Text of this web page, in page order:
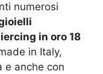
numerosi
in oro 18
in Italy,
e anche con